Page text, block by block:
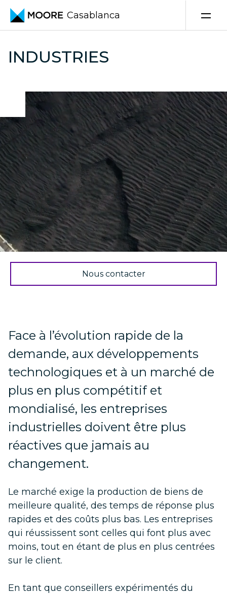
Casablanca
INDUSTRIES
Nous contacter
Face à l’évolution rapide de la
demande, aux développements
technologiques et à un marché de
plus en plus compétitif et
mondialisé, les entreprises
industrielles doivent être plus
réactives que jamais au
changement.
Le marché exige la production de biens de
meilleure qualité, des temps de réponse plus
rapides et des coûts plus bas. Les entreprises
qui réussissent sont celles qui font plus avec
moins, tout en étant de plus en plus centrées
sur le client.
En tant que conseillers expérimentés du